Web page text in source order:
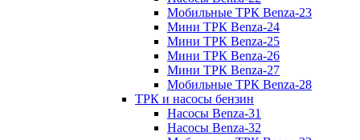
Мобильные ТРК Benza-23
Мини ТРК Benza-24
Мини ТРК Benza-25
Мини ТРК Benza-26
Мини ТРК Benza-27
Мобильные ТРК Benza-28
ТРК и насосы бензин
Насосы Benza-31
Насосы Benza-32